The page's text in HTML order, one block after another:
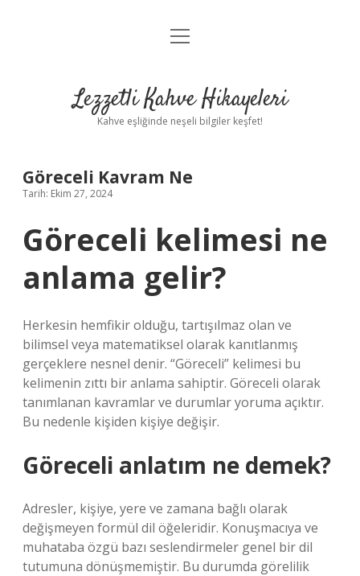
Anasayfa
Yasal Uyarı
menüyü
Lezzetli Kahve Hikayeleri
Kahve eşliğinde neşeli bilgiler keşfet!
Göreceli Kavram Ne
Tarih: Ekim 27, 2024
Göreceli kelimesi ne
anlama gelir?
Herkesin hemfikir olduğu, tartışılmaz olan ve
bilimsel veya matematiksel olarak kanıtlanmış
gerçeklere nesnel denir. “Göreceli” kelimesi bu
kelimenin zıttı bir anlama sahiptir. Göreceli olarak
tanımlanan kavramlar ve durumlar yoruma açıktır.
Bu nedenle kişiden kişiye değişir.
Göreceli anlatım ne demek?
Adresler, kişiye, yere ve zamana bağlı olarak
değişmeyen formül dil öğeleridir. Konuşmacıya ve
muhataba özgü bazı seslendirmeler genel bir dil
tutumuna dönüşmemiştir. Bu durumda görelilik